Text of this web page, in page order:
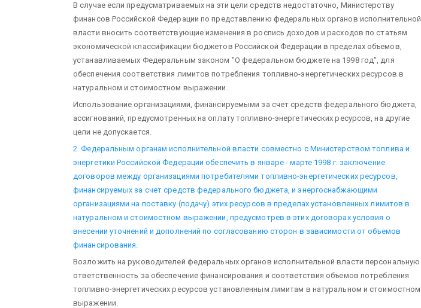
В случае если предусматриваемых на эти цели средств недостаточно, Министерству
финансов Российской Федерации по представлению федеральных органов исполнительной
власти вносить соответствующие изменения в роспись доходов и расходов по статьям
экономической классификации бюджетов Российской Федерации в пределах объемов,
устанавливаемых Федеральным законом "О федеральном бюджете на 1998 год", для
обеспечения соответствия лимитов потребления топливно-энергетических ресурсов в
натуральном и стоимостном выражении.
Использование организациями, финансируемыми за счет средств федерального бюджета,
ассигнований, предусмотренных на оплату топливно-энергетических ресурсов, на другие
цели не допускается.
2. Федеральным органам исполнительной власти совместно с Министерством топлива и
энергетики Российской Федерации обеспечить в январе - марте 1998 г. заключение
договоров между организациями потребителями топливно-энергетических ресурсов,
финансируемых за счет средств федерального бюджета, и энергоснабжающими
организациями на поставку (подачу) этих ресурсов в пределах установленных лимитов в
натуральном и стоимостном выражении, предусмотрев в этих договорах условия о
внесении уточнений и дополнений по согласованию сторон в зависимости от объемов
финансирования.
Возложить на руководителей федеральных органов исполнительной власти персональную
ответственность за обеспечение финансирования и соответствия объемов потребления
топливно-энергетических ресурсов установленным лимитам в натуральном и стоимостном
выражении.